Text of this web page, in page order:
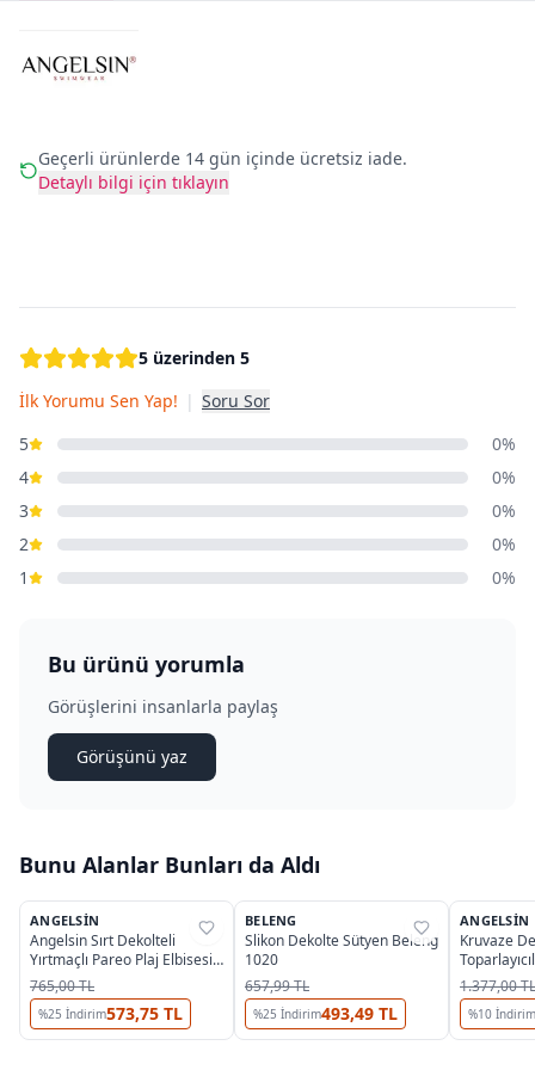
Geçerli ürünlerde 14 gün içinde ücretsiz iade.
Detaylı bilgi için tıklayın
5 üzerinden 5
İlk Yorumu Sen Yap! | Soru Sor
5
0%
4
0%
3
0%
2
0%
1
0%
Bu ürünü yorumla
Görüşlerini insanlarla paylaş
Görüşünü yaz
Bunu Alanlar Bunları da Aldı
%35
ANGELSIN
Angelsin Sırt Dekolteli
Yırtmaçlı Pareo Plaj Elbisesi
MS 4381 - Beyaz
765,00 TL
%25 İndirim573,75 TL
%38
BELENG
Slikon Dekolte Sütyen Beleng
1020
657,99 TL
%25 İndirim493,49 TL
%22
ANGELSIN
Kruvaze
Angelsin
1.377,00 TL
%10 İndirim